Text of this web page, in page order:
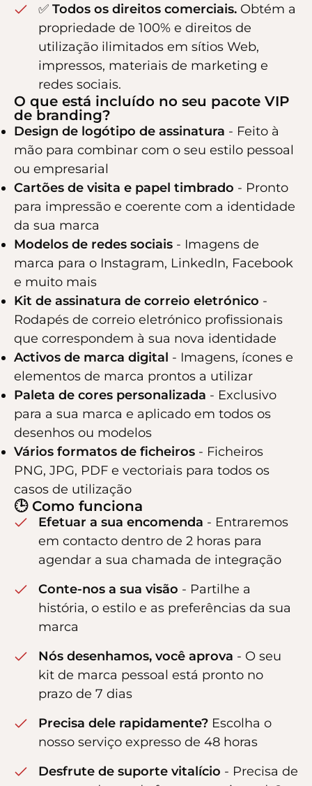
✅ Todos os direitos comerciais. Obtém a
propriedade de 100% e direitos de
utilização ilimitados em sítios Web,
impressos, materiais de marketing e
redes sociais.
O que está incluído no seu pacote VIP
de branding?
Design de logótipo de assinatura - Feito à
mão para combinar com o seu estilo pessoal
ou empresarial
Cartões de visita e papel timbrado - Pronto
para impressão e coerente com a identidade
da sua marca
Modelos de redes sociais - Imagens de
marca para o Instagram, LinkedIn, Facebook
e muito mais
Kit de assinatura de correio eletrónico -
Rodapés de correio eletrónico profissionais
que correspondem à sua nova identidade
Activos de marca digital - Imagens, ícones e
elementos de marca prontos a utilizar
Paleta de cores personalizada - Exclusivo
para a sua marca e aplicado em todos os
desenhos ou modelos
Vários formatos de ficheiros - Ficheiros
PNG, JPG, PDF e vectoriais para todos os
casos de utilização
🕒 Como funciona
Efetuar a sua encomenda - Entraremos
em contacto dentro de 2 horas para
agendar a sua chamada de integração
Conte-nos a sua visão - Partilhe a
história, o estilo e as preferências da sua
marca
Nós desenhamos, você aprova - O seu
kit de marca pessoal está pronto no
prazo de 7 dias
Precisa dele rapidamente? Escolha o
nosso serviço expresso de 48 horas
Desfrute de suporte vitalício - Precisa de